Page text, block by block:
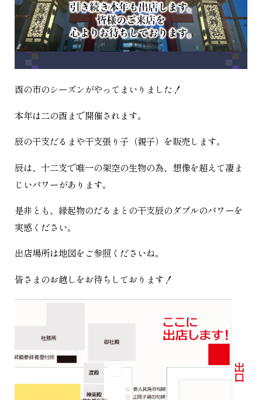
酉の市のシーズンがやってまいりました！
本年は二の酉まで開催されます。
辰の干支だるまや干支張り子（親子）を販売します。
辰は、十二支で唯一の架空の生物の為、想像を超えて凄ま
じいパワーがあります。
是非とも、縁起物のだるまとの干支辰のダブルのパワーを
実感ください。
出店場所は地図をご参照くださいね。
皆さまのお越しをお待ちしております！